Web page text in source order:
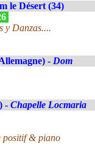
le Désert (34)
y Danzas....
- Dom
- Chapelle Locmaria
positif & piano